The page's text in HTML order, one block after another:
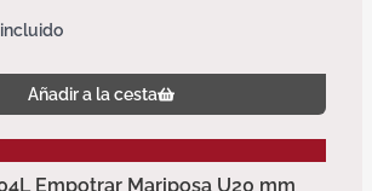
incluido
Añadir a la cesta
Empotrar Mariposa U20 mm